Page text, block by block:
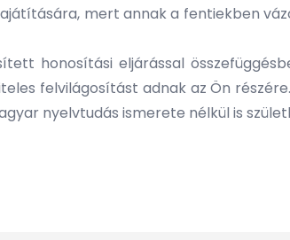
mert annak a fentiekben
honosítási eljárással
felvilágosítást adnak az Ön
nyelvtudás ismerete nélkül is